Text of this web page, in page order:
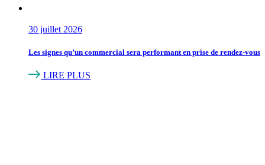
30 juillet 2026
Les signes qu’un commercial sera performant en prise de rendez-vous
LIRE PLUS